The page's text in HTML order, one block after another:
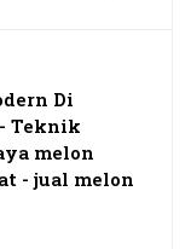
Di
Teknik
melon
- jual melon